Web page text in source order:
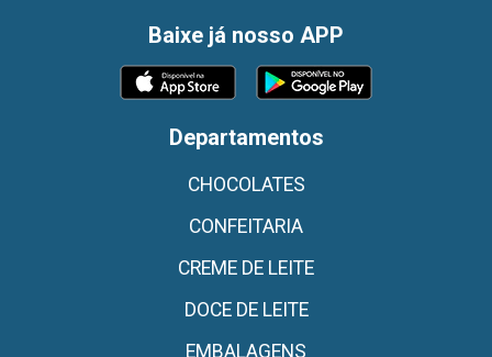
Baixe já nosso APP
Departamentos
CHOCOLATES
CONFEITARIA
CREME DE LEITE
DOCE DE LEITE
EMBALAGENS